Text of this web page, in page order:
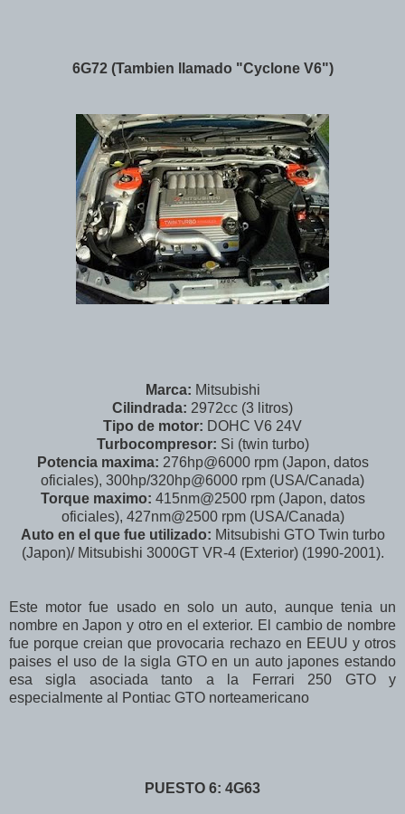
6G72 (Tambien llamado "Cyclone V6")
Marca: Mitsubishi
Cilindrada: 2972cc (3 litros)
Tipo de motor: DOHC V6 24V
Turbocompresor: Si (twin turbo)
Potencia maxima: 276hp@6000 rpm (Japon, datos
oficiales), 300hp/320hp@6000 rpm (USA/Canada)
Torque maximo: 415nm@2500 rpm (Japon, datos
oficiales), 427nm@2500 rpm (USA/Canada)
Auto en el que fue utilizado: Mitsubishi GTO Twin turbo
(Japon)/ Mitsubishi 3000GT VR-4 (Exterior) (1990-2001).
Este motor fue usado en solo un auto, aunque tenia un
nombre en Japon y otro en el exterior. El cambio de nombre
fue porque creian que provocaria rechazo en EEUU y otros
paises el uso de la sigla GTO en un auto japones estando
esa sigla asociada tanto a la Ferrari 250 GTO y
especialmente al Pontiac GTO norteamericano
PUESTO 6: 4G63